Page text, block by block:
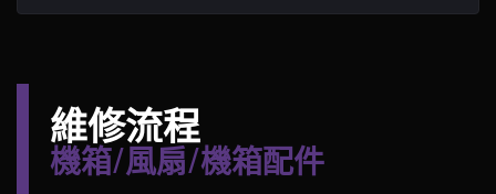
維修流程
機箱/風扇/機箱配件